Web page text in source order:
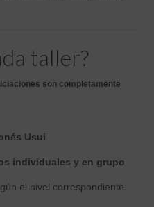
taller?
son completamente
Usui
individuales y en grupo
el nivel correspondiente